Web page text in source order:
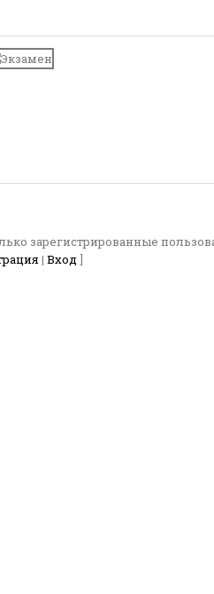
зарегистрированные
| Вход]